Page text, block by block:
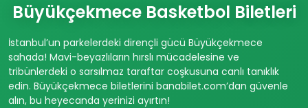
Büyükçekmece Basketbol Biletleri
İstanbul’un parkelerdeki dirençli gücü Büyükçekmece
sahada! Mavi-beyazlıların hırslı mücadelesine ve
tribünlerdeki o sarsılmaz taraftar coşkusuna canlı tanıklık
edin. Büyükçekmece biletlerini banabilet.com’dan güvenle
alın, bu heyecanda yerinizi ayırtın!